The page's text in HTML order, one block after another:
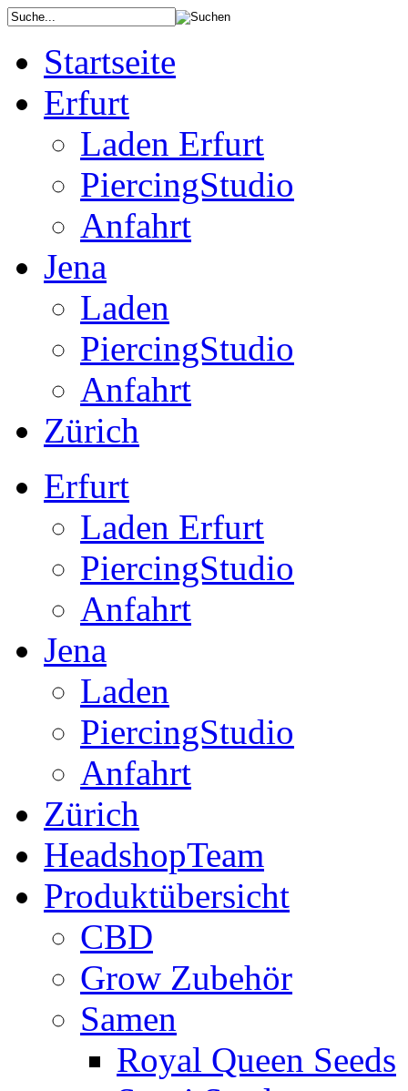
Startseite
Erfurt
Laden Erfurt
PiercingStudio
Anfahrt
Jena
Laden
PiercingStudio
Anfahrt
Zürich
Erfurt
Laden Erfurt
PiercingStudio
Anfahrt
Jena
Laden
PiercingStudio
Anfahrt
Zürich
HeadshopTeam
Produktübersicht
CBD
Grow Zubehör
Samen
Royal Queen Seeds